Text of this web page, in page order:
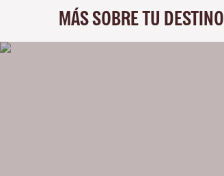
MÁS SOBRE TU DESTINO